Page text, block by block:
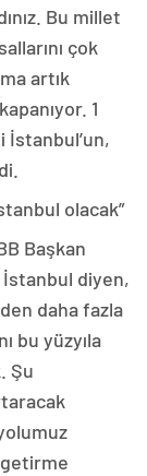
Bu millet
çok
artık
1
İstanbul’un,
olacak”
Başkan
İstanbul diyen,
daha fazla
bu yüzyıla
Şu